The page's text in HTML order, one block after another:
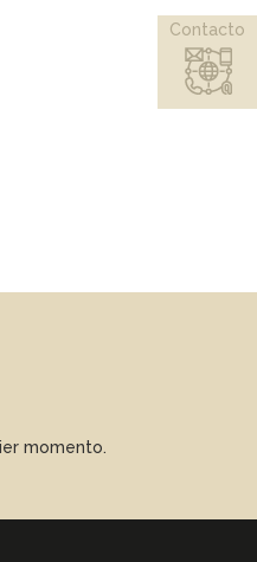
momento.
Contacto